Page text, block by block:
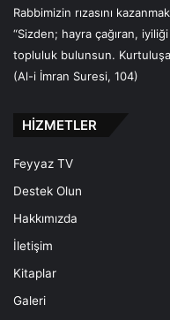
Rabbimizin rızasını
“Sizden; hayra çağıran,
topluluk bulunsun.
(Al-i İmran Suresi, 104)
HİZMETLER
Feyyaz TV
Destek Olun
Hakkımızda
İletişim
Kitaplar
Galeri